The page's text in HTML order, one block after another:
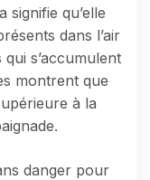
signifie qu’elle
dans l’air
s’accumulent
montrent que
à la
danger pour